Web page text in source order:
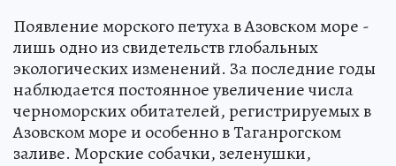
Появление морского петуха в Азовском море -
лишь одно из свидетельств глобальных
экологических изменений. За последние годы
наблюдается постоянное увеличение числа
черноморских обитателей, регистрируемых в
Азовском море и особенно в Таганрогском
заливе. Морские собачки, зеленушки,